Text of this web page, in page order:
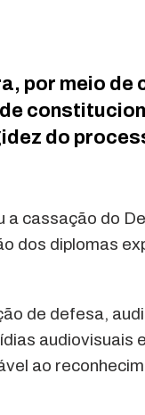
por meio
do
a cassação do
dos diplomas
de defesa,
audiovisuais
ao